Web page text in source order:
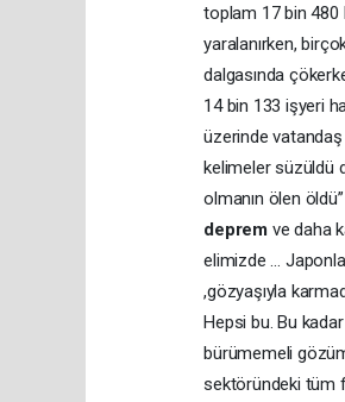
toplam 17 bin 480
yaralanırken,
dalgasında
14 bin 133 işyeri
üzerinde vatandaş
kelimeler süzüldü
olmanın ölen
depremve daha
elimizde …
,gözyaşıyla
Hepsi bu. Bu
bürümemeli
sektöründeki tüm